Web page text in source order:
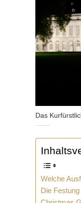
Das
Welche
Die